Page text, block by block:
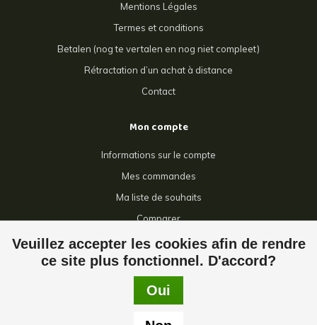
Veuillez accepter les cookies afin de rendre
ce site plus fonctionnel. D'accord?
Oui
Mentions Légales
Termes et conditions
Betalen (nog te vertalen en nog niet compleet)
Rétractation d’un achat à distance
Contact
Mon compte
Informations sur le compte
Mes commandes
Ma liste de souhaits
Comparer
Tous les produits